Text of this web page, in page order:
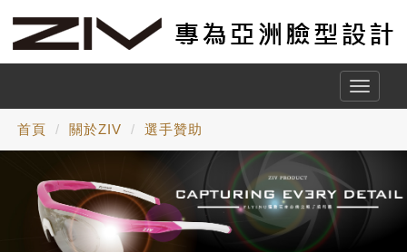
Toggle
首頁 關於ZIV 選手贊助